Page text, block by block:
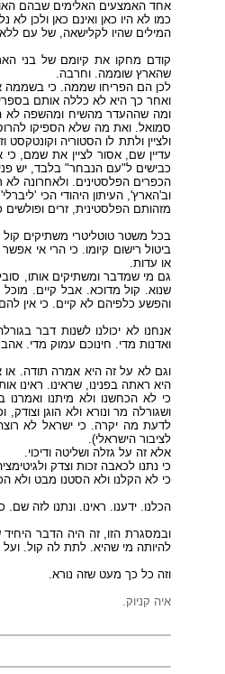
אחד האמצעים האלימים שבהם
כמו לא היו כאן ואינם כאן ולכן
המילים שהיו לקלישאה, של עם
קודם מחקו את קיומם של בני
שהארץ שוממה. וחרבה.
לכן הם הפריחו שממה. כי בשממה
ואחר כך היא לא כללה אותם בספרי
סמואל. ואת מה שלא הספיקו
ולציין ולתת לו הסטוריה
עדיין שם, אסור לציין את שמם,
כבישים ל"עם הנבחר" בלבד, יש
הכפרים הפלסטינים. ולאחרונה
וב'הארץ', העיתון היהודי הכי
מזהותם הפלסטינית, זרים
בכל משטר טוטליטרי משתיקים
ביטול רישום קיומו. כי הרי אי
או עדות.
גם מי שמדבר ומשתיקים אותו,
שנוא. קול מדוכא. אבל קיים.
והפשע כלפיהם לא קיים. כי אין
אנחנו לא יכולנו לשנות דבר
ואדנות מדי. חינוכם עמוק מדי.
וגם לא על זה היא אמרה תודה. או
היא ראתה בפנינו, שראינו. ראינו
כי לא הכחשנו ולא מיתנו
ושגורלה מר ונורא ולא הוגן
לדעת מה יקרה. כי ישראל לא
לציבור הישראלי).
אלא זה על גזלה ושליטה ודיכוי.
כי נתנו לכאבה זכות וצדק
כי לא הקלנו ולא הסטנו מבט ולא
הכלנו. ידענו. ראינו. ונתנו לזה
ובמסגרת הזו, זה היה הדבר
להיותה מי שהיא. לתת לה קול.
וזה כל כך מעט שזה נורא.
איה קניוק.